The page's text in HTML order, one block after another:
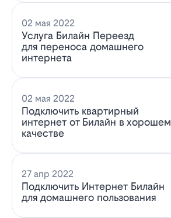
02 мая 2022
Услуга Билайн Переезд
для переноса домашнего
интернета
02 мая 2022
Подключить квартирный
интернет от Билайн в хорошем
качестве
27 апр 2022
Подключить Интернет Билайн
для домашнего пользования